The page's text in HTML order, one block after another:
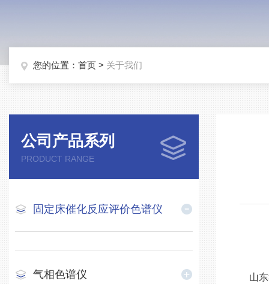
您的位置： 首页 > 关于我们
公司产品系列
PRODUCT RANGE
固定床催化反应评价色谱仪
气相色谱仪
山东